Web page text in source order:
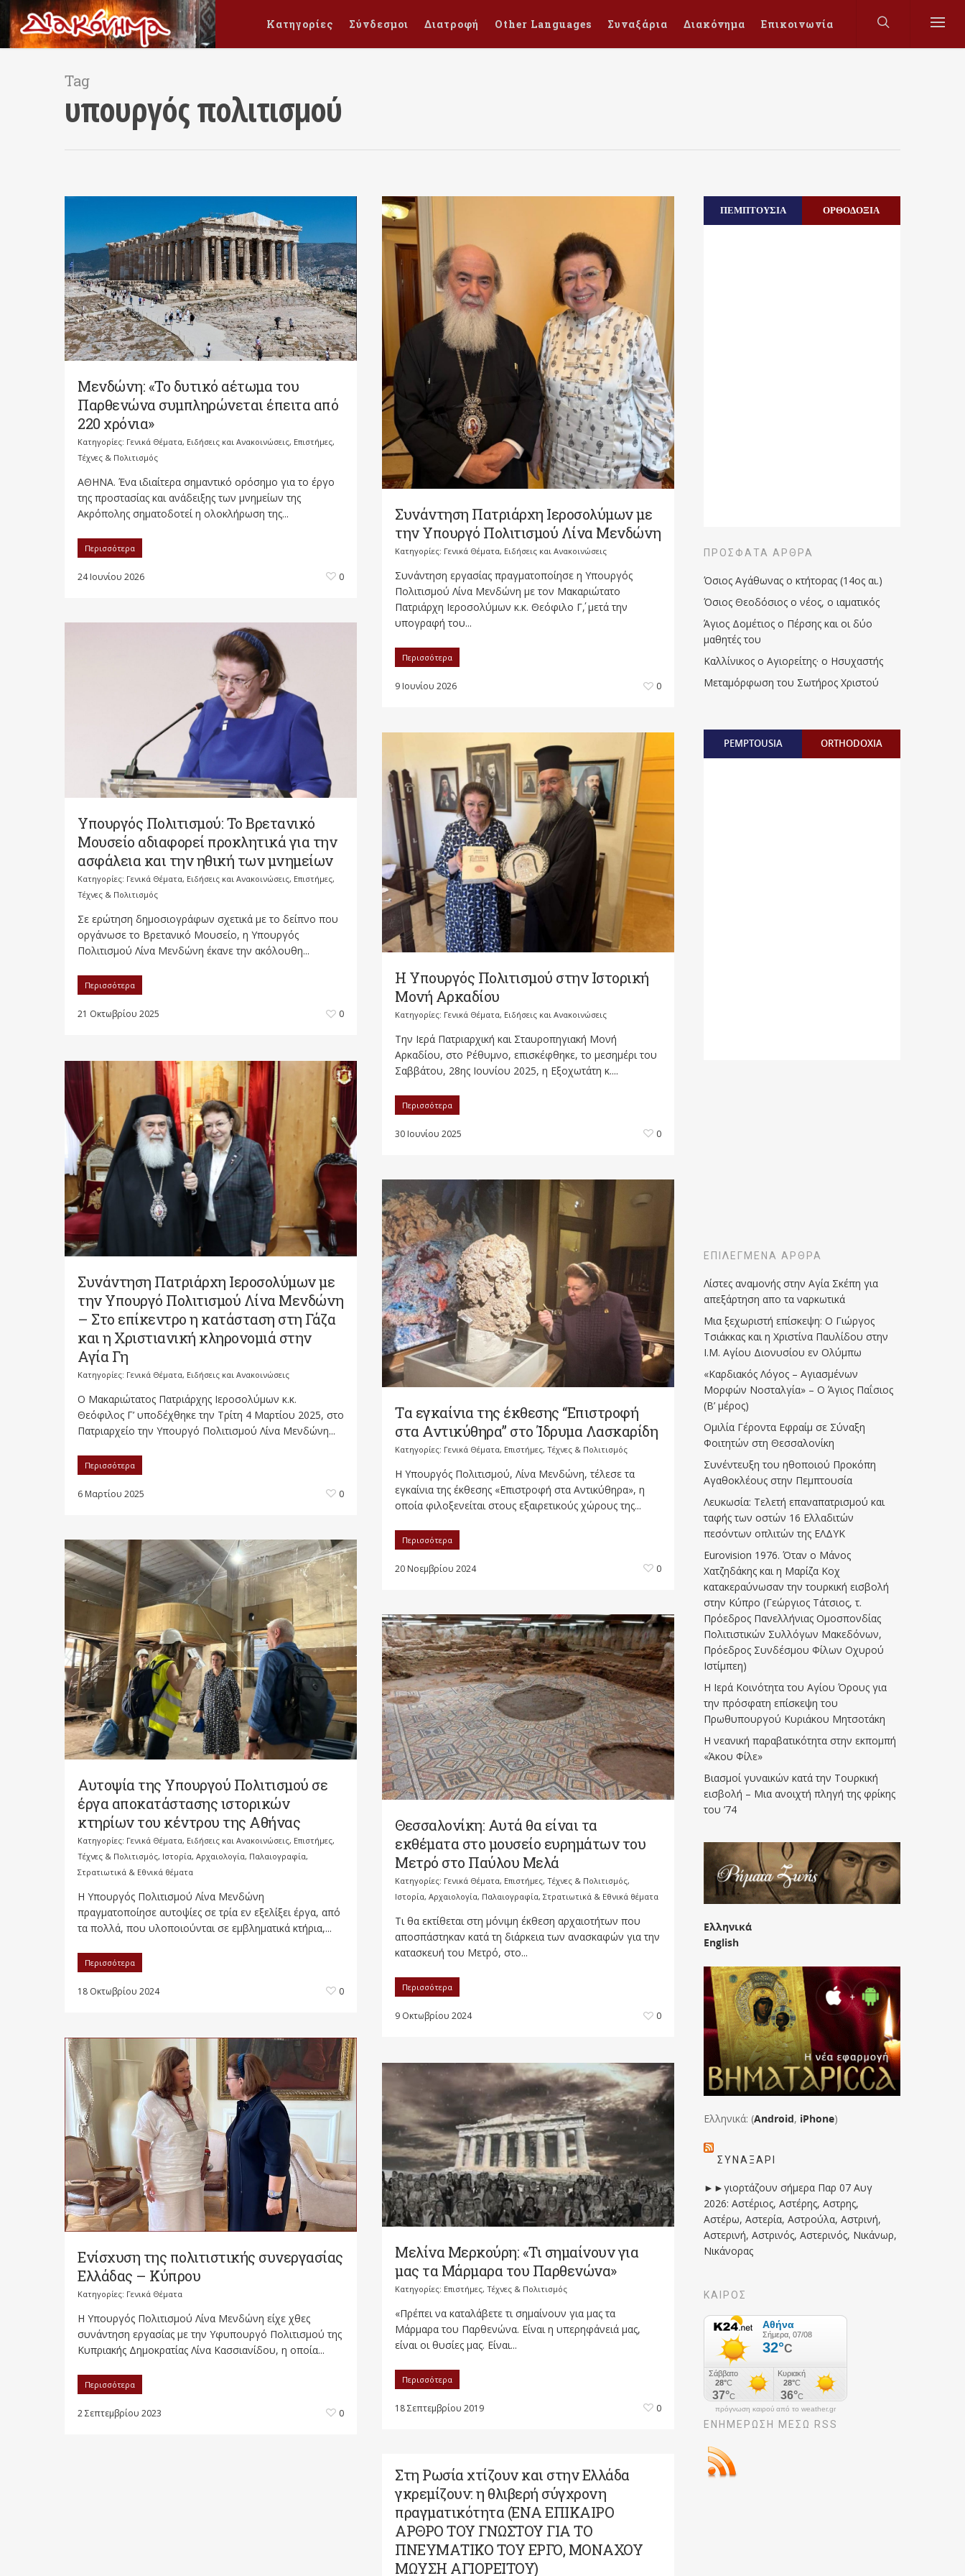
Κατηγορίες Σύνδεσμοι Διατροφή Other Languages Συναξάρια Διακόνημα Επικοινωνία
Tag
υπουργός πολιτισμού
Μενδώνη: «Το δυτικό αέτωμα του
Παρθενώνα συμπληρώνεται έπειτα από
220 χρόνια»
Κατηγορίες: Γενικά Θέματα, Ειδήσεις και Ανακοινώσεις, Επιστήμες,
Τέχνες & Πολιτισμός
ΑΘΗΝΑ. Ένα ιδιαίτερα σημαντικό ορόσημο για το έργο
της προστασίας και ανάδειξης των μνημείων της
Ακρόπολης σηματοδοτεί η ολοκλήρωση της...
Περισσότερα
24 Ιουνίου 2026 0
Συνάντηση Πατριάρχη Ιεροσολύμων με
την Υπουργό Πολιτισμού Λίνα Μενδώνη
Κατηγορίες: Γενικά Θέματα, Ειδήσεις και Ανακοινώσεις
Συνάντηση εργασίας πραγματοποίησε η Υπουργός
Πολιτισμού Λίνα Μενδώνη με τον Μακαριώτατο
Πατριάρχη Ιεροσολύμων κ.κ. Θεόφιλο Γ΄, μετά την
υπογραφή του...
Περισσότερα
9 Ιουνίου 2026 0
Υπουργός Πολιτισμού: Το Βρετανικό
Μουσείο αδιαφορεί προκλητικά για την
ασφάλεια και την ηθική των μνημείων
Κατηγορίες: Γενικά Θέματα, Ειδήσεις και Ανακοινώσεις, Επιστήμες,
Τέχνες & Πολιτισμός
Σε ερώτηση δημοσιογράφων σχετικά με το δείπνο που
οργάνωσε το Βρετανικό Μουσείο, η Υπουργός
Πολιτισμού Λίνα Μενδώνη έκανε την ακόλουθη...
Περισσότερα
21 Οκτωβρίου 2025 0
Η Υπουργός Πολιτισμού στην Ιστορική
Μονή Αρκαδίου
Κατηγορίες: Γενικά Θέματα, Ειδήσεις και Ανακοινώσεις
Την Ιερά Πατριαρχική και Σταυροπηγιακή Μονή
Αρκαδίου, στο Ρέθυμνο, επισκέφθηκε, το μεσημέρι του
Σαββάτου, 28ης Ιουνίου 2025, η Εξοχωτάτη κ....
Περισσότερα
30 Ιουνίου 2025 0
Συνάντηση Πατριάρχη Ιεροσολύμων με
την Υπουργό Πολιτισμού Λίνα Μενδώνη
– Στο επίκεντρο η κατάσταση στη Γάζα
και η Χριστιανική κληρονομιά στην
Αγία Γη
Κατηγορίες: Γενικά Θέματα, Ειδήσεις και Ανακοινώσεις
Ο Μακαριώτατος Πατριάρχης Ιεροσολύμων κ.κ.
Θεόφιλος Γ’ υποδέχθηκε την Τρίτη 4 Μαρτίου 2025, στο
Πατριαρχείο την Υπουργό Πολιτισμού Λίνα Μενδώνη...
Περισσότερα
6 Μαρτίου 2025 0
Tα εγκαίνια της έκθεσης “Επιστροφή
στα Αντικύθηρα” στο Ίδρυμα Λασκαρίδη
Κατηγορίες: Γενικά Θέματα, Επιστήμες, Τέχνες & Πολιτισμός
​Η Υπουργός Πολιτισμού, Λίνα Μενδώνη, τέλεσε τα
εγκαίνια της έκθεσης «Επιστροφή στα Αντικύθηρα», η
οποία φιλοξενείται στους εξαιρετικούς χώρους της...
Περισσότερα
20 Νοεμβρίου 2024 0
Αυτοψία της Υπουργού Πολιτισμού σε
έργα αποκατάστασης ιστορικών
κτηρίων του κέντρου της Αθήνας
Κατηγορίες: Γενικά Θέματα, Ειδήσεις και Ανακοινώσεις, Επιστήμες,
Τέχνες & Πολιτισμός, Ιστορία, Αρχαιολογία, Παλαιογραφία,
Στρατιωτικά & Εθνικά θέματα
Η Υπουργός Πολιτισμού Λίνα Μενδώνη
πραγματοποίησε αυτοψίες σε τρία εν εξελίξει έργα, από
τα πολλά, που υλοποιούνται σε εμβληματικά κτήρια,...
Περισσότερα
18 Οκτωβρίου 2024 0
Θεσσαλονίκη: Αυτά θα είναι τα
εκθέματα στο μουσείο ευρημάτων του
Μετρό στο Παύλου Μελά
Κατηγορίες: Γενικά Θέματα, Επιστήμες, Τέχνες & Πολιτισμός,
Ιστορία, Αρχαιολογία, Παλαιογραφία, Στρατιωτικά & Εθνικά θέματα
Τι θα εκτίθεται στη μόνιμη έκθεση αρχαιοτήτων που
αποσπάστηκαν κατά τη διάρκεια των ανασκαφών για την
κατασκευή του Μετρό, στο...
Περισσότερα
9 Οκτωβρίου 2024 0
Ενίσχυση της πολιτιστικής συνεργασίας
Ελλάδας – Κύπρου
Κατηγορίες: Γενικά Θέματα
Η Υπουργός Πολιτισμού Λίνα Μενδώνη είχε χθες
συνάντηση εργασίας με την Υφυπουργό Πολιτισμού της
Κυπριακής Δημοκρατίας Λίνα Κασσιανίδου, η οποία...
Περισσότερα
2 Σεπτεμβρίου 2023 0
Μελίνα Μερκούρη: «Τι σημαίνουν για
μας τα Μάρμαρα του Παρθενώνα»
Κατηγορίες: Επιστήμες, Τέχνες & Πολιτισμός
«Πρέπει να καταλάβετε τι σημαίνουν για μας τα
Μάρμαρα του Παρθενώνα. Είναι η υπερηφάνειά μας,
είναι οι θυσίες μας. Είναι...
Περισσότερα
18 Σεπτεμβρίου 2019 0
Στη Ρωσία χτίζουν και στην Ελλάδα
γκρεμίζουν: η θλιβερή σύγχρονη
πραγματικότητα (ΕΝΑ ΕΠΙΚΑΙΡΟ
ΑΡΘΡΟ ΤΟΥ ΓΝΩΣΤΟΥ ΓΙΑ ΤΟ
ΠΝΕΥΜΑΤΙΚΟ ΤΟΥ ΕΡΓΟ, ΜΟΝΑΧΟΥ
ΜΩΥΣΗ ΑΓΙΟΡΕΙΤΟΥ)
ΠΕΜΠΤΟΥΣΙΑ ΟΡΘΟΔΟΞΙΑ
ΠΡΌΣΦΑΤΑ ΆΡΘΡΑ
Όσιος Αγάθωνας ο κτήτορας (14ος αι.)
Όσιος Θεοδόσιος ο νέος, ο ιαματικός
Άγιος Δομέτιος ο Πέρσης και οι δύο
μαθητές του
Καλλίνικος ο Αγιορείτης · ο Ησυχαστής
Μεταμόρφωση του Σωτήρος Χριστού
PEMPTOUSIA ORTHODOXIA
ΕΠΙΛΕΓΜΈΝΑ ΆΡΘΡΑ
Λίστες αναμονής στην Αγία Σκέπη για
απεξάρτηση απο τα ναρκωτικά
Μια ξεχωριστή επίσκεψη: Ο Γιώργος
Τσιάκκας και η Χριστίνα Παυλίδου στην
Ι.Μ. Αγίου Διονυσίου εν Ολύμπω
«Καρδιακός Λόγος – Αγιασμένων
Μορφών Νοσταλγία» – Ο Άγιος Παΐσιος
(Β’ μέρος)
Ομιλία Γέροντα Εφραίμ σε Σύναξη
Φοιτητών στη Θεσσαλονίκη
Συνέντευξη του ηθοποιού Προκόπη
Αγαθοκλέους στην Πεμπτουσία
Λευκωσία: Τελετή επαναπατρισμού και
ταφής των οστών 16 Ελλαδιτών
πεσόντων οπλιτών της ΕΛΔΥΚ
Eurovision 1976. Όταν ο Μάνος
Χατζηδάκης και η Μαρίζα Κοχ
κατακεραύνωσαν την τουρκική εισβολή
στην Κύπρο (Γεώργιος Τάτσιος, τ.
Πρόεδρος Πανελλήνιας Ομοσπονδίας
Πολιτιστικών Συλλόγων Μακεδόνων,
Πρόεδρος Συνδέσμου Φίλων Οχυρού
Ιστίμπεη)
Η Ιερά Κοινότητα του Αγίου Όρους για
την πρόσφατη επίσκεψη του
Πρωθυπουργού Κυριάκου Μητσοτάκη
Η νεανική παραβατικότητα στην εκπομπή
«Άκου Φίλε»
Βιασμοί γυναικών κατά την Τουρκική
εισβολή – Μια ανοιχτή πληγή της φρίκης
του ’74
Ελληνικά
English
Ελληνικά: (Android, iPhone)
ΣΥΝΑΞΆΡΙ
►►γιορτάζουν σήμερα Παρ 07 Αυγ
2026: Αστέριος, Αστέρης, Αστρης,
Αστέρω, Αστερία, Αστρούλα, Αστρινή,
Αστερινή, Αστρινός, Αστερινός, Νικάνωρ,
Νικάνορας
ΚΑΙΡΟΣ
πρόγνωση καιρού από το weather.gr
ΕΝΗΜΈΡΩΣΉ ΜΕΣΩ RSS